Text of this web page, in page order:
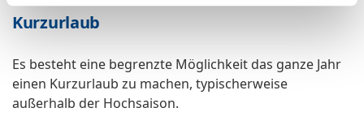
Kurzurlaub
Es besteht eine begrenzte Möglichkeit das ganze Jahr
einen Kurzurlaub zu machen, typischerweise
außerhalb der Hochsaison.